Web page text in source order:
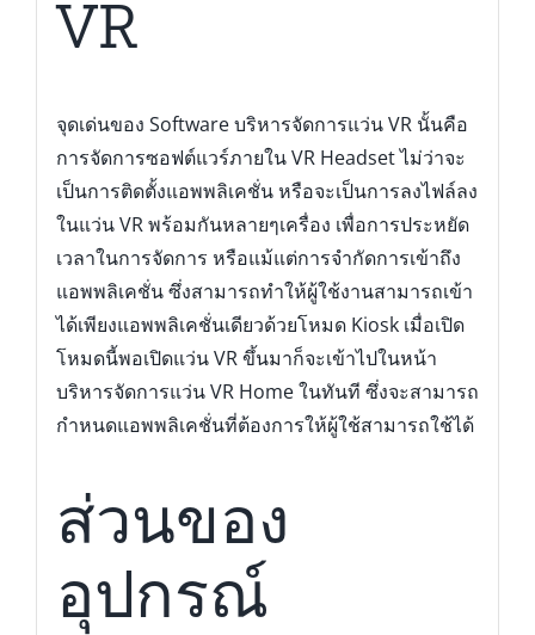
VR
จุดเด่นของ Software บริหารจัดการแว่น VR นั้นคือ
การจัดการซอฟต์แวร์ภายใน VR Headset ไม่ว่าจะ
เป็นการติดตั้งแอพพลิเคชั่น หรือจะเป็นการลงไฟล์ลง
ในแว่น VR พร้อมกันหลายๆเครื่อง เพื่อการประหยัด
เวลาในการจัดการ หรือแม้แต่การจำกัดการเข้าถึง
แอพพลิเคชั่น ซึ่งสามารถทำให้ผู้ใช้งานสามารถเข้า
ได้เพียงแอพพลิเคชั่นเดียวด้วยโหมด Kiosk เมื่อเปิด
โหมดนี้พอเปิดแว่น VR ขึ้นมาก็จะเข้าไปในหน้า
บริหารจัดการแว่น VR Home ในทันที ซึ่งจะสามารถ
กำหนดแอพพลิเคชั่นที่ต้องการให้ผู้ใช้สามารถใช้ได้
ส่วนของ
อุปกรณ์